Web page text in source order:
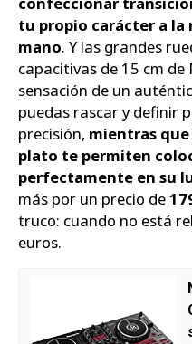
tu propio carácter a la
mano. Y las grandes
capacitivas de 15 cm
sensación de un
puedas rascar y definir
precisión, mientras
plato te permiten
perfectamente en su
más por un precio de
truco: cuando no está
euros.